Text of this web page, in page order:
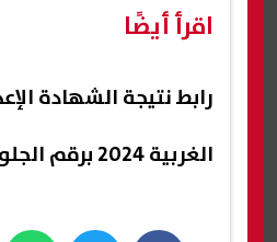
اقرأ أيضًا
رابط نتيجة الشهادة
الغربية 2024 برقم الجلوس